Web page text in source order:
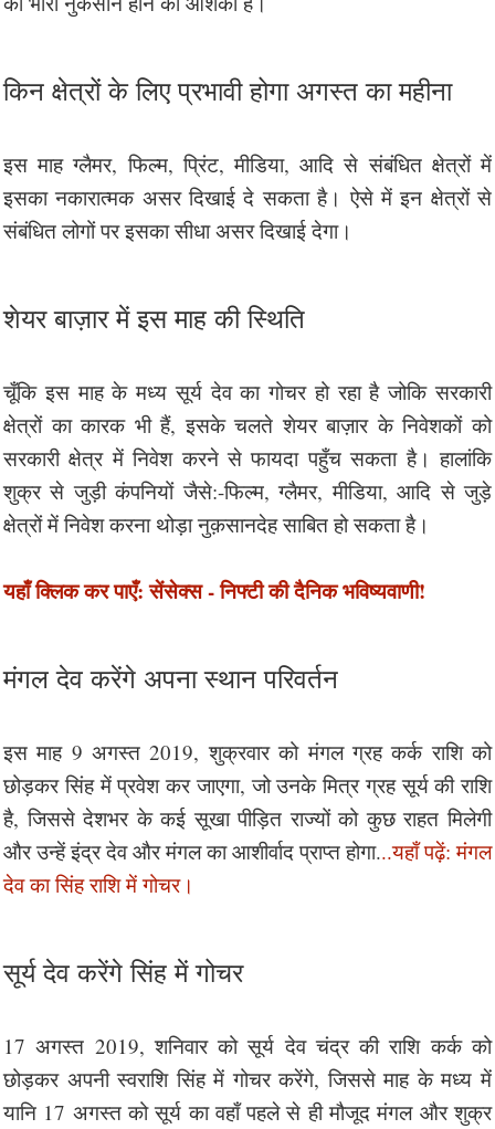
किन क्षेत्रों के लिए प्रभावी होगा अगस्त का महीना
इस माह ग्लैमर, फिल्म, प्रिंट, मीडिया, आदि से संबंधित क्षेत्रों में
इसका नकारात्मक असर दिखाई दे सकता है। ऐसे में इन क्षेत्रों से
संबंधित लोगों पर इसका सीधा असर दिखाई देगा।
शेयर बाज़ार में इस माह की स्थिति
चूँकि इस माह के मध्य सूर्य देव का गोचर हो रहा है जोकि सरकारी
क्षेत्रों का कारक भी हैं, इसके चलते शेयर बाज़ार के निवेशकों को
सरकारी क्षेत्र में निवेश करने से फायदा पहुँच सकता है। हालांकि
शुक्र से जुड़ी कंपनियों जैसे:-फिल्म, ग्लैमर, मीडिया, आदि से जुड़े
क्षेत्रों में निवेश करना थोड़ा नुक़सानदेह साबित हो सकता है।
यहाँ क्लिक कर पाएँ: सेंसेक्स - निफ्टी की दैनिक भविष्यवाणी!
मंगल देव करेंगे अपना स्थान परिवर्तन
इस माह 9 अगस्त 2019, शुक्रवार को मंगल ग्रह कर्क राशि को
छोड़कर सिंह में प्रवेश कर जाएगा, जो उनके मित्र ग्रह सूर्य की राशि
है, जिससे देशभर के कई सूखा पीड़ित राज्यों को कुछ राहत मिलेगी
और उन्हें इंद्र देव और मंगल का आशीर्वाद प्राप्त होगा...यहाँ पढ़ें: मंगल
देव का सिंह राशि में गोचर।
सूर्य देव करेंगे सिंह में गोचर
17 अगस्त 2019, शनिवार को सूर्य देव चंद्र की राशि कर्क को
छोड़कर अपनी स्वराशि सिंह में गोचर करेंगे, जिससे माह के मध्य में
यानि 17 अगस्त को सूर्य का वहाँ पहले से ही मौजूद मंगल और शुक्र